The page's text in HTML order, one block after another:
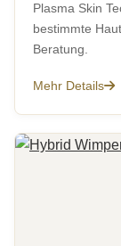
Plasma Skin
bestimmte
Beratung.
Mehr Details